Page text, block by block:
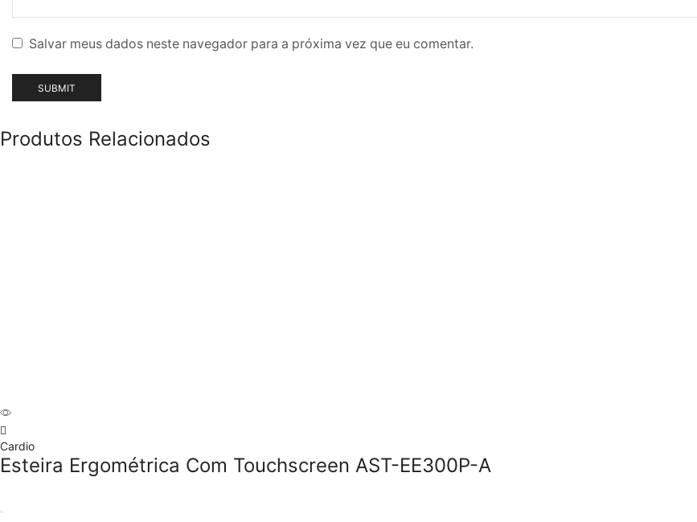
Salvar meus dados neste navegador para a próxima vez que eu comentar.
Produtos Relacionados
Cardio
Esteira Ergométrica Com Touchscreen AST-EE300P-A